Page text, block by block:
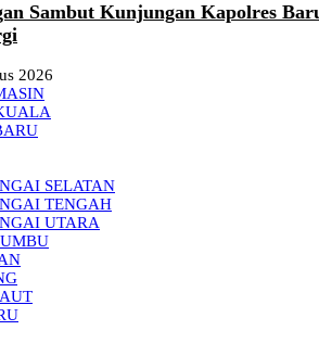
Sambut Kunjungan Kapolres
2026
SELATAN
TENGAH
UTARA